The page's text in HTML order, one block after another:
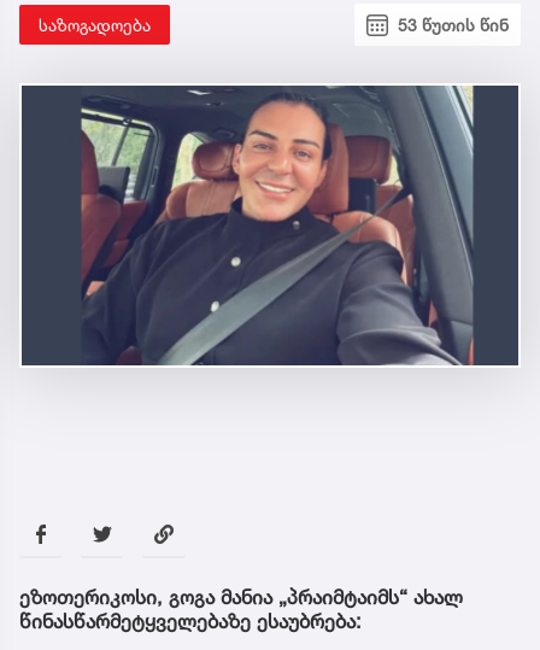
საზოგადოება 53 წუთის წინ
ეზოთერიკოსი, გოგა მანია „პრაიმტაიმს“ ახალ
წინასწარმეტყველებაზე ესაუბრება: